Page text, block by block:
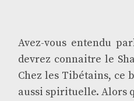
Avez-vous entendu
devrez connaitre le
Chez les Tibétains, ce
aussi spirituelle. Alors